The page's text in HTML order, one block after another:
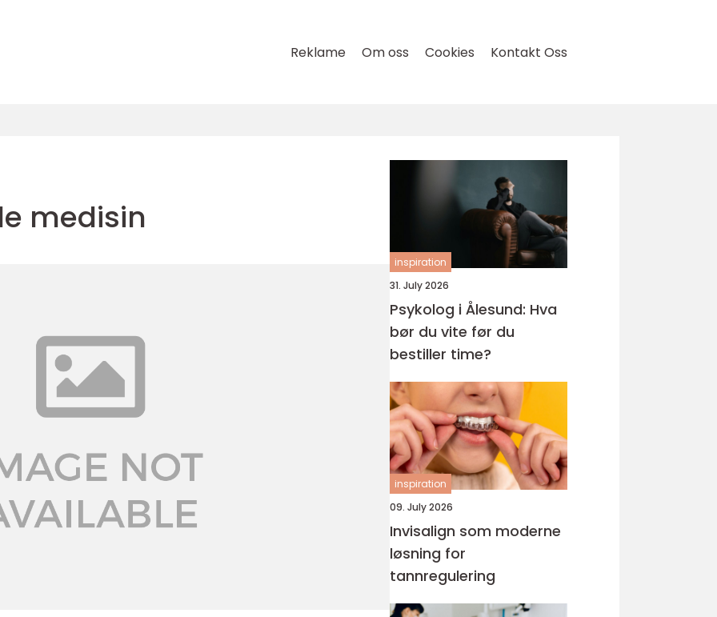
Reklame Om oss Cookies Kontakt Oss
medisin
inspiration
31. July 2026
Psykolog i Ålesund: Hva
bør du vite før du
bestiller time?
inspiration
09. July 2026
Invisalign som moderne
løsning for
tannregulering